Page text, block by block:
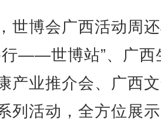
博会广西活动周
行——世博站”、广西
产业推介会、广西
列活动，全方位展